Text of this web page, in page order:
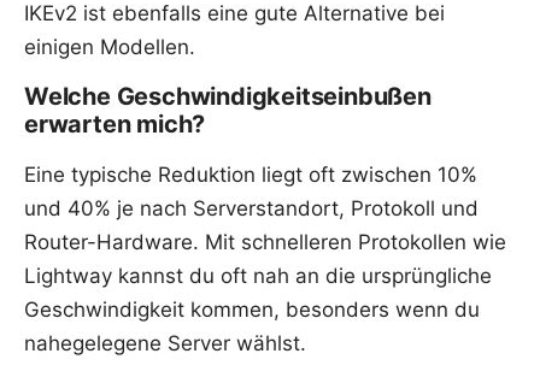
IKEv2 ist ebenfalls eine gute Alternative bei
einigen Modellen.
Welche Geschwindigkeitseinbußen
erwarten mich?
Eine typische Reduktion liegt oft zwischen 10%
und 40% je nach Serverstandort, Protokoll und
Router-Hardware. Mit schnelleren Protokollen wie
Lightway kannst du oft nah an die ursprüngliche
Geschwindigkeit kommen, besonders wenn du
nahegelegene Server wählst.